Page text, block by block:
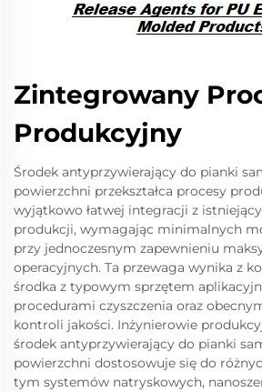
Zintegrowany
Produkcyjny
Środek antyprzywierający do pianki
powierzchni przekształca procesy
wyjątkowo łatwej integracji z
produkcji, wymagając minimalnych
przy jednoczesnym zapewnieniu
operacyjnych. Ta przewaga wynika z
środka z typowym sprzętem
procedurami czyszczenia oraz
kontroli jakości. Inżynierowie
środek antyprzywierający do pianki
powierzchni dostosowuje się do
tym systemów natryskowych,